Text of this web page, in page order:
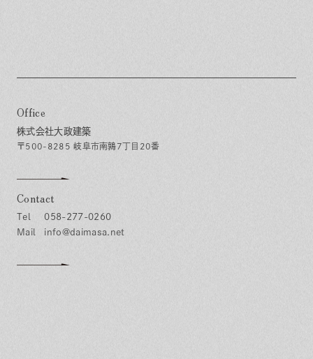
Office
株式会社大政建築
〒500-8285 岐阜市南鶉7丁目20番
Contact
058-277-0260
info@daimasa.net